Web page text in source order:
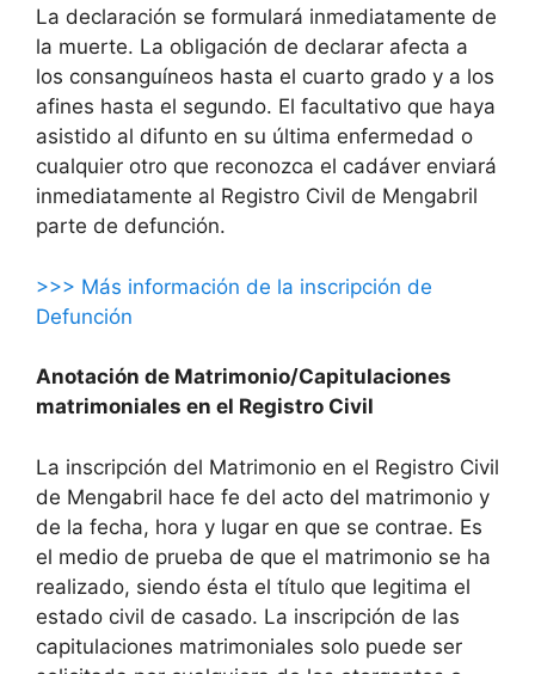
La declaración se formulará inmediatamente de
la muerte. La obligación de declarar afecta a
los consanguíneos hasta el cuarto grado y a los
afines hasta el segundo. El facultativo que haya
asistido al difunto en su última enfermedad o
cualquier otro que reconozca el cadáver enviará
inmediatamente al Registro Civil de Mengabril
parte de defunción.
>>> Más información de la inscripción de
Defunción
Anotación de Matrimonio/Capitulaciones
matrimoniales en el Registro Civil
La inscripción del Matrimonio en el Registro Civil
de Mengabril hace fe del acto del matrimonio y
de la fecha, hora y lugar en que se contrae. Es
el medio de prueba de que el matrimonio se ha
realizado, siendo ésta el título que legitima el
estado civil de casado. La inscripción de las
capitulaciones matrimoniales solo puede ser